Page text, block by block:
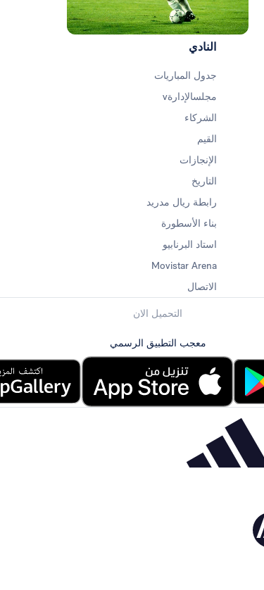
النادي
جدول المباريات
مجلسالإدارةv
الشركاء
القيم
الإنجازات
التاريخ
رابطة ريال مدريد
بناء الأسطورة
استاد البرنابيو
Movistar Arena
الاتصال
التحميل الان
معجب التطبيق الرسمي